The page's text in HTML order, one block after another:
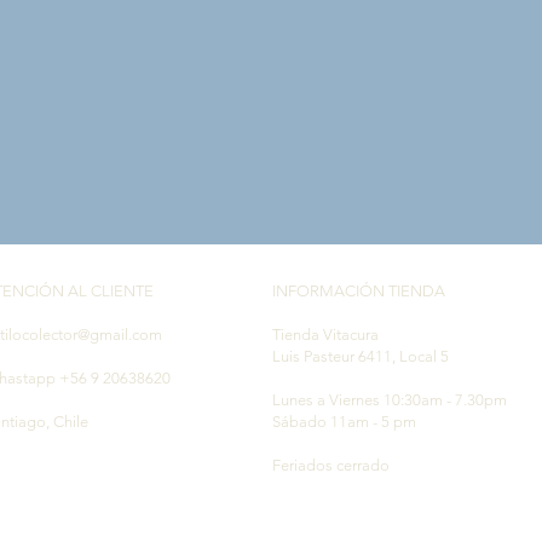
AL CLIENTE
+56 9 20638620
Chile
INFORMACIÓN TIENDA
Tienda Vitacura
Luis Pasteur 6411, Local 5
Lunes a Viernes 10:30am - 7.30pm
Sábado 11am - 5 pm
Feriados cerrado